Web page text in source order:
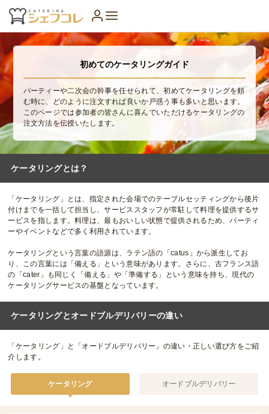
初めてのケータリングガイド
パーティーや二次会の幹事を任せられて、初めてケータリングを頼
む時に、どのように注文すれば良いか戸惑う事も多いと思います。
このページでは参加者の皆さんに喜んでいただけるケータリングの
注文方法を伝授いたします。
ケータリングとは？
「ケータリング」とは、指定された会場でのテーブルセッティングから後片
付けまでを一括して担当し、サービススタッフが常駐して料理を提供するサ
ービスを指します。料理は、最もおいしい状態で提供されるため、パーティ
ーやイベントなどで多く利用されています。
ケータリングという言葉の語源は、ラテン語の「catus」から派生してお
り、この言葉には「備える」という意味があります。さらに、古フランス語
の「cater」も同じく「備える」や「準備する」という意味を持ち、現代の
ケータリングサービスの基盤となっています。
ケータリングとオードブルデリバリーの違い
「ケータリング」と「オードブルデリバリー」の違い・正しい選び方をご紹
介します。
ケータリング オードブルデリバリー